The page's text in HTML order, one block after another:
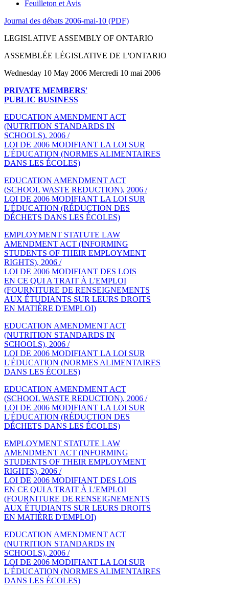
Feuilleton et Avis
Journal des débats 2006-mai-10 (PDF)
LEGISLATIVE ASSEMBLY OF ONTARIO
ASSEMBLÉE LÉGISLATIVE DE L'ONTARIO
Wednesday 10 May 2006 Mercredi 10 mai 2006
PRIVATE MEMBERS'
PUBLIC BUSINESS
EDUCATION AMENDMENT ACT
(NUTRITION STANDARDS IN
SCHOOLS), 2006 /
LOI DE 2006 MODIFIANT LA LOI SUR
L'ÉDUCATION (NORMES ALIMENTAIRES
DANS LES ÉCOLES)
EDUCATION AMENDMENT ACT
(SCHOOL WASTE REDUCTION), 2006 /
LOI DE 2006 MODIFIANT LA LOI SUR
L'ÉDUCATION (RÉDUCTION DES
DÉCHETS DANS LES ÉCOLES)
EMPLOYMENT STATUTE LAW
AMENDMENT ACT (INFORMING
STUDENTS OF THEIR EMPLOYMENT
RIGHTS), 2006 /
LOI DE 2006 MODIFIANT DES LOIS
EN CE QUI A TRAIT À L'EMPLOI
(FOURNITURE DE RENSEIGNEMENTS
AUX ÉTUDIANTS SUR LEURS DROITS
EN MATIÈRE D'EMPLOI)
EDUCATION AMENDMENT ACT
(NUTRITION STANDARDS IN
SCHOOLS), 2006 /
LOI DE 2006 MODIFIANT LA LOI SUR
L'ÉDUCATION (NORMES ALIMENTAIRES
DANS LES ÉCOLES)
EDUCATION AMENDMENT ACT
(SCHOOL WASTE REDUCTION), 2006 /
LOI DE 2006 MODIFIANT LA LOI SUR
L'ÉDUCATION (RÉDUCTION DES
DÉCHETS DANS LES ÉCOLES)
EMPLOYMENT STATUTE LAW
AMENDMENT ACT (INFORMING
STUDENTS OF THEIR EMPLOYMENT
RIGHTS), 2006 /
LOI DE 2006 MODIFIANT DES LOIS
EN CE QUI A TRAIT À L'EMPLOI
(FOURNITURE DE RENSEIGNEMENTS
AUX ÉTUDIANTS SUR LEURS DROITS
EN MATIÈRE D'EMPLOI)
EDUCATION AMENDMENT ACT
(NUTRITION STANDARDS IN
SCHOOLS), 2006 /
LOI DE 2006 MODIFIANT LA LOI SUR
L'ÉDUCATION (NORMES ALIMENTAIRES
DANS LES ÉCOLES)